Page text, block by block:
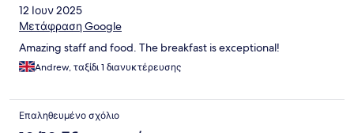
12 Ιουν 2025
Μετάφραση Google
Amazing staff and food. The breakfast is exceptional!
Andrew, ταξίδι 1 διανυκτέρευσης
Επαληθευμένο σχόλιο